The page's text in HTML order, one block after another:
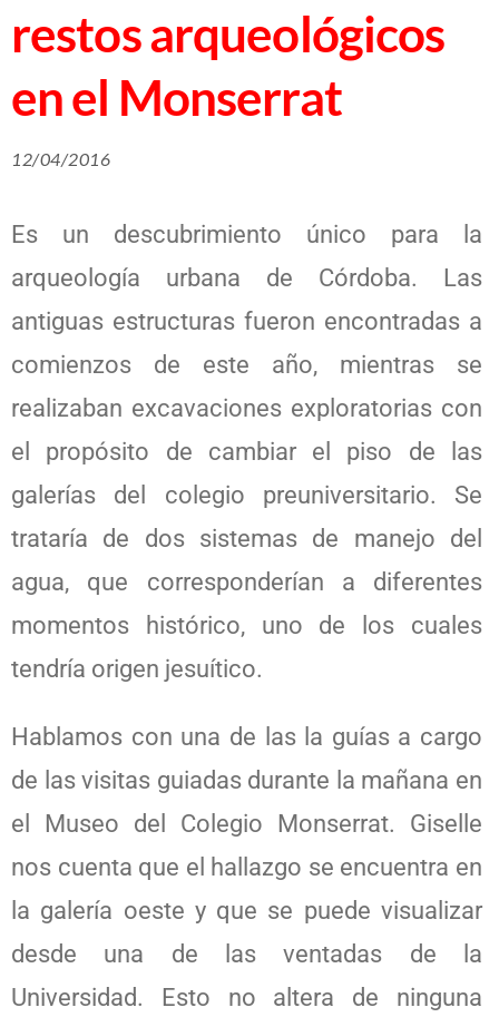
restos arqueológicos
en el Monserrat
12/04/2016
Es un descubrimiento único para la
arqueología urbana de Córdoba. Las
antiguas estructuras fueron encontradas a
comienzos de este año, mientras se
realizaban excavaciones exploratorias con
el propósito de cambiar el piso de las
galerías del colegio preuniversitario. Se
trataría de dos sistemas de manejo del
agua, que corresponderían a diferentes
momentos histórico, uno de los cuales
tendría origen jesuítico.
Hablamos con una de las la guías a cargo
de las visitas guiadas durante la mañana en
el Museo del Colegio Monserrat. Giselle
nos cuenta que el hallazgo se encuentra en
la galería oeste y que se puede visualizar
desde una de las ventadas de la
Universidad. Esto no altera de ninguna